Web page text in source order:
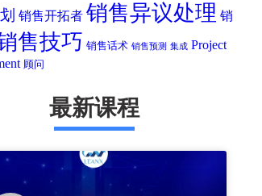
销售开拓者 销售异议处理 销
售技巧 销售话术 销售预测 集成 Project
顾问
最新课程